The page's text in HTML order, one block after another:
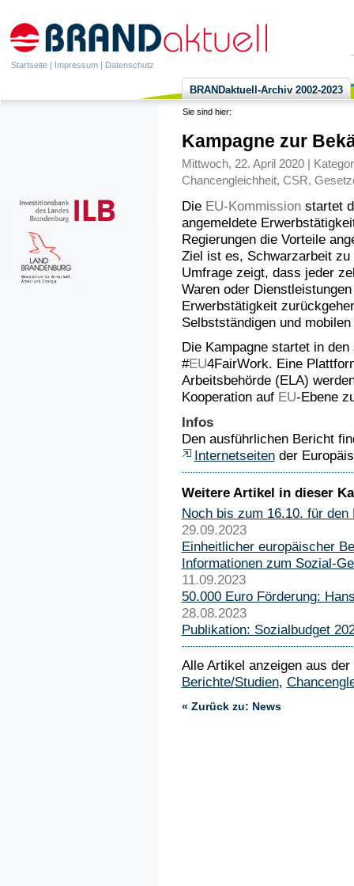
Startseite | Impressum | Datenschutz
BRANDaktuell-Archiv 2002-2023
Sie sind hier:
Kampagne zur
Mittwoch, 22. April 2020 |
Chancengleichheit, CSR,
Die EU-Kommissionstartet
angemeldete
Regierungen die Vorteile
Ziel ist es, Schwarzarbeit zu
Umfrage zeigt, dass jeder
Waren oder
Erwerbstätigkeit
Selbstständigen und
Die Kampagne startet in
#EU4FairWork. Eine
Arbeitsbehörde (ELA)
Kooperation auf EU-Ebene
Infos
Den ausführlichen Bericht
Internetseitender
Weitere Artikel in dieser
Noch bis zum 16.10. für
29.09.2023
Einheitlicher europäischer
Informationen zum Sozial-
11.09.2023
50.000 Euro Förderung:
28.08.2023
Publikation: Sozialbudget
Alle Artikel anzeigen aus
Berichte/Studien,
« Zurück zu: News